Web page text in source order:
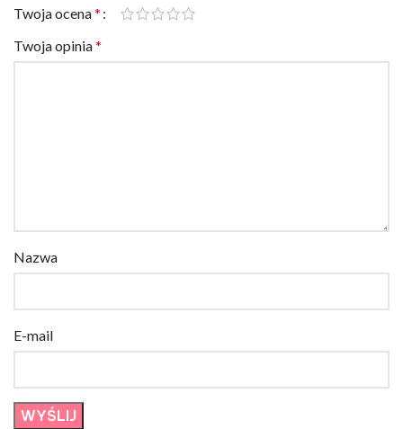
Twoja ocena *
Twoja opinia *
Nazwa
E-mail